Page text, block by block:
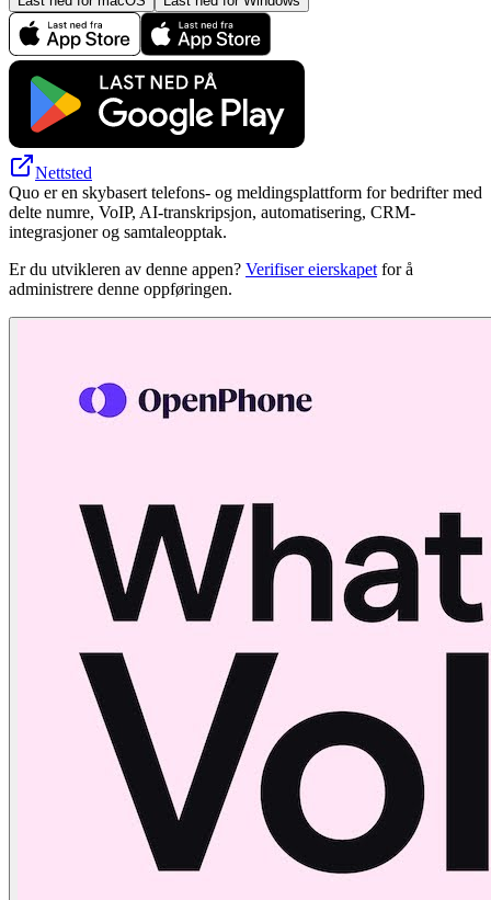
Nettsted
Quo er en skybasert telefons- og meldingsplattform for bedrifter med
delte numre, VoIP, AI-transkripsjon, automatisering, CRM-
integrasjoner og samtaleopptak.
Er du utvikleren av denne appen? Verifiser eierskapet for å
administrere denne oppføringen.